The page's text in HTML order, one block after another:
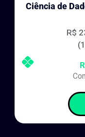
Ciência de
R$